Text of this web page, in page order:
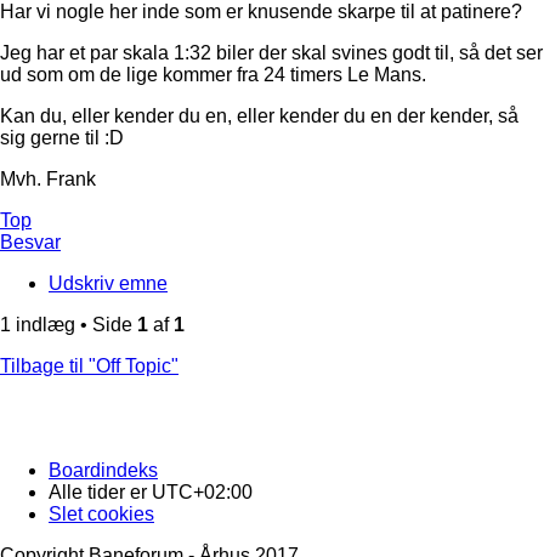
Har vi nogle her inde som er knusende skarpe til at patinere?
Jeg har et par skala 1:32 biler der skal svines godt til, så det ser
ud som om de lige kommer fra 24 timers Le Mans.
Kan du, eller kender du en, eller kender du en der kender, så
sig gerne til :D
Mvh. Frank
Top
Besvar
Udskriv emne
1 indlæg • Side 1 af 1
Tilbage til "Off Topic"
Boardindeks
Alle tider er UTC+02:00
Slet cookies